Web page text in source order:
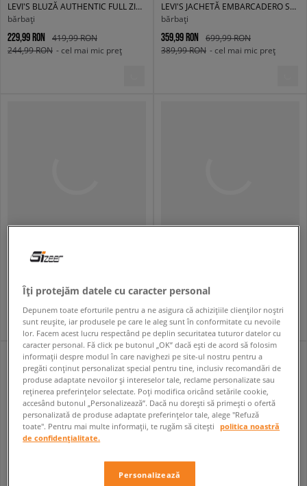
LEVI'S BLUZĂ AUTHENTIC FULL ZIP BLACKS
bărbați
229,99 RON
419,99 RON
244,99 RON - cel mai mic preț
LEVI'S JACHETĂ EMBARCADERO STATION JKT DARK INDIGO - FLAT FI
bărbați
359,99 RON
699,99 RON
389,99 RON - cel mai mic preț
bărbați
209,99 RON
339,99 RON
219,99 RON - cel mai mic preț
259,99 RON
139,99 RON - cel mai mic preț
Îți protejăm datele cu caracter personal
Depunem toate eforturile pentru a ne asigura că achizițiile clienților noștri
sunt reușite, iar produsele pe care le aleg sunt în conformitate cu nevoile
lor. Facem acest lucru respectând pe deplin securitatea tuturor datelor cu
caracter personal. Fă click pe butonul „OK” dacă ești de acord să folosim
informații despre modul în care navighezi pe site-ul nostru pentru a
pregăti conținut personalizat special pentru tine, inclusiv recomandări de
produse adaptate nevoilor și intereselor tale, reclame personalizate sau
reținerea preferințelor selectate. Poți modifica oricând setările cookie,
accesând butonul „Personalizează”. Dacă nu dorești să primești o ofertă
personalizată de produse adaptate preferințelor tale, alege "Refuză
toate". Pentru mai multe informații, te rugăm să citești
politica noastră
de confidențialitate.
Personalizează